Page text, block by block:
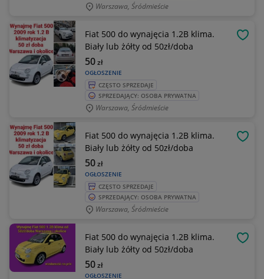
Warszawa, Śródmieście
Fiat 500 do wynajęcia 1.2B klima.
Biały lub żółty od 50zł/doba
OGŁOSZENIE
50zł
CZĘSTO SPRZEDAJE
SPRZEDAJĄCY: OSOBA PRYWATNA
Warszawa, Śródmieście
Fiat 500 do wynajęcia 1.2B klima.
Biały lub żółty od 50zł/doba
OGŁOSZENIE
50zł
CZĘSTO SPRZEDAJE
SPRZEDAJĄCY: OSOBA PRYWATNA
Warszawa, Śródmieście
Fiat 500 do wynajęcia 1.2B klima.
Biały lub żółty od 50zł/doba
OGŁOSZENIE
50zł